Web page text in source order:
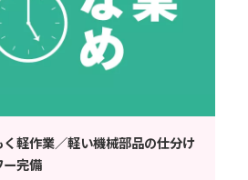
く軽作業／軽い機械部品の仕分け
ー完備